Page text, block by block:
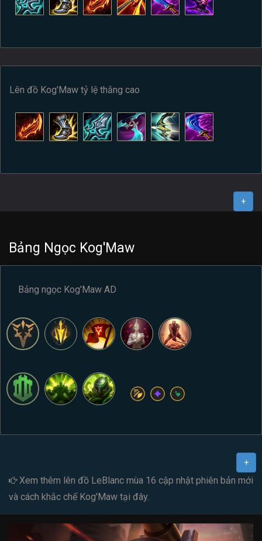
Lên đồ Kog'Maw tỷ lệ thắng cao
+
Bảng Ngọc Kog'Maw
Bảng ngọc Kog'Maw AD
+
Xem thêm lên đồ LeBlanc mùa 16 cập nhật phiên bản mới
và cách khắc chế Kog'Maw tại đây.